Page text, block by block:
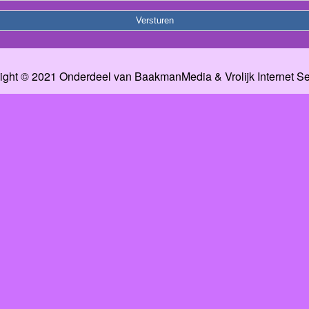
© 2021 Onderdeel van BaakmanMedia& Vrolijk Internet